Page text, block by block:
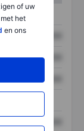
of uw
het
en ons
XXXXXXX
XXXXXXX
XXXXXXX